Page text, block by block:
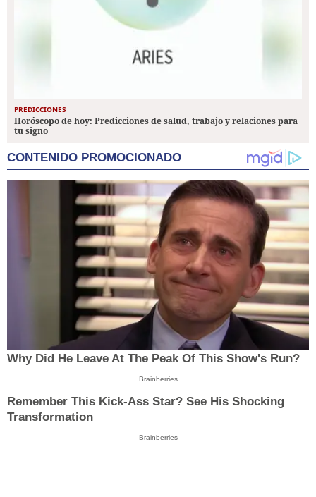
PREDICCIONES
Horóscopo de hoy: Predicciones de salud, trabajo y relaciones para
tu signo
CONTENIDO PROMOCIONADO
Why Did He Leave At The Peak Of This Show's Run?
Brainberries
Remember This Kick-Ass Star? See His Shocking
Transformation
Brainberries